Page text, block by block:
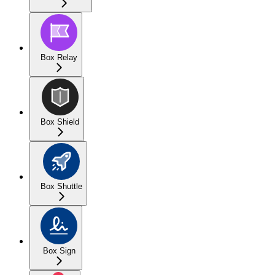
Box Relay
Box Shield
Box Shuttle
Box Sign